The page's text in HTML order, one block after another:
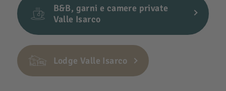
B&B, garni e camere private
Valle Isarco
Lodge Valle Isarco